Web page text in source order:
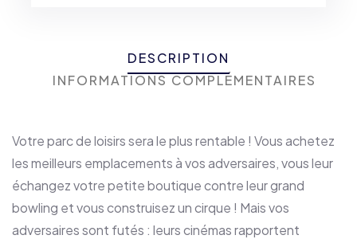
DESCRIPTION
INFORMATIONS COMPLÉMENTAIRES
Votre parc de loisirs sera le plus rentable ! Vous achetez
les meilleurs emplacements à vos adversaires, vous leur
échangez votre petite boutique contre leur grand
bowling et vous construisez un cirque ! Mais vos
adversaires sont futés : leurs cinémas rapportent